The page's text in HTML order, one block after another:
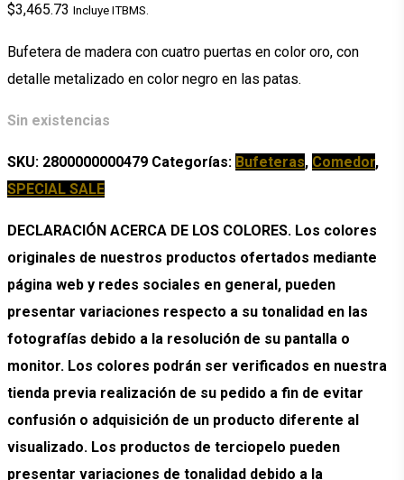
$3,465.73 Incluye ITBMS.
Bufetera de madera con cuatro puertas en color oro, con
detalle metalizado en color negro en las patas.
Sin existencias
SKU: 2800000000479 Categorías: Bufeteras, Comedor,
SPECIAL SALE
DECLARACIÓN ACERCA DE LOS COLORES. Los colores
originales de nuestros productos ofertados mediante
página web y redes sociales en general, pueden
presentar variaciones respecto a su tonalidad en las
fotografías debido a la resolución de su pantalla o
monitor. Los colores podrán ser verificados en nuestra
tienda previa realización de su pedido a fin de evitar
confusión o adquisición de un producto diferente al
visualizado. Los productos de terciopelo pueden
presentar variaciones de tonalidad debido a la